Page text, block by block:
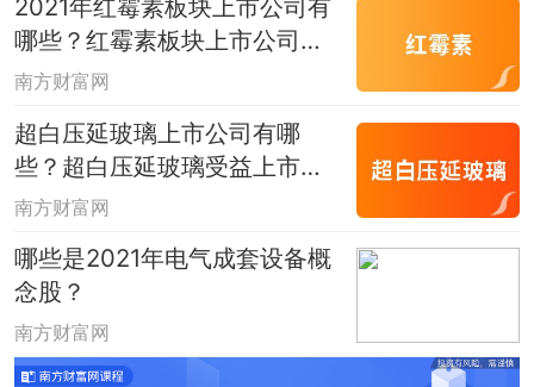
2021年红霉素板块上市公司有
哪些？红霉素板块上市公司一
览
南方财富网
超白压延玻璃上市公司有哪
些？超白压延玻璃受益上市公
司一览
南方财富网
哪些是2021年电气成套设备概
念股？
南方财富网